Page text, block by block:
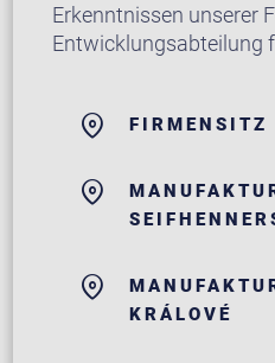
Erkenntnissen unserer
Entwicklungsabteilung
FIRMENSITZ
KRÁLOVÉ